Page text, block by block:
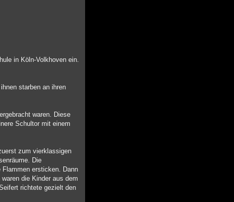
in Köln-Volkhoven ein.
starben an ihren
waren. Diese
Schultor mit einem
zum vierklassigen
Die
Flammen ersticken. Dann
die Kinder aus dem
richtete gezielt den